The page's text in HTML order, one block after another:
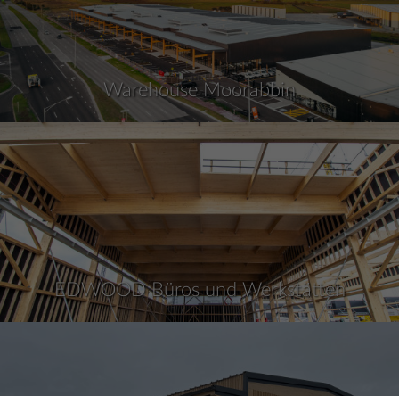
Warehouse Moorabbin
EDWOOD Büros und Werkstätten